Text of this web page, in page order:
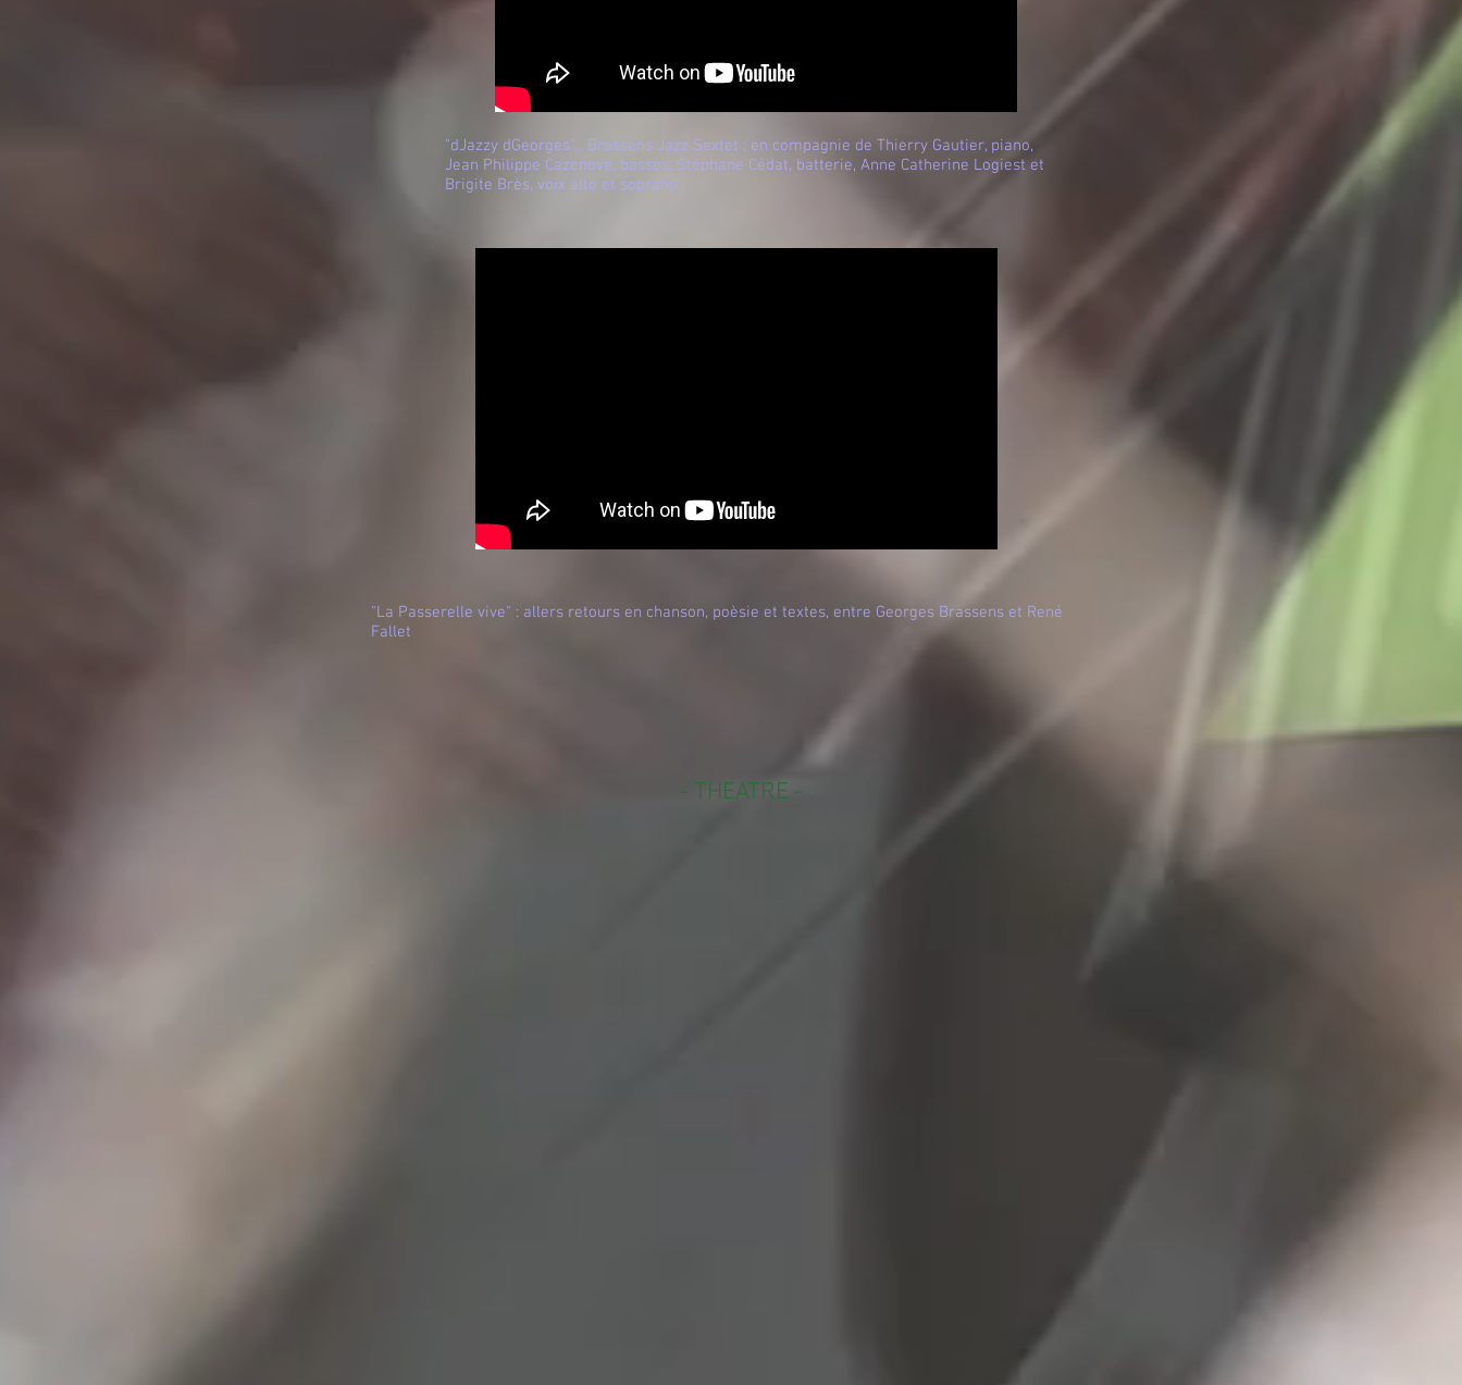
"dJazzy dGeorges"... Brassens Jazz Sextet : en compagnie de Thierry Gautier, piano,
Jean Philippe Cazenove, basses, Stéphane Cédat, batterie, Anne Catherine Logiest et
Brigite Brès, voix alto et soprano
"La Passerelle vive" : allers retours en chanson, poèsie et textes, entre Georges Brassens et René
Fallet
- THEATRE -